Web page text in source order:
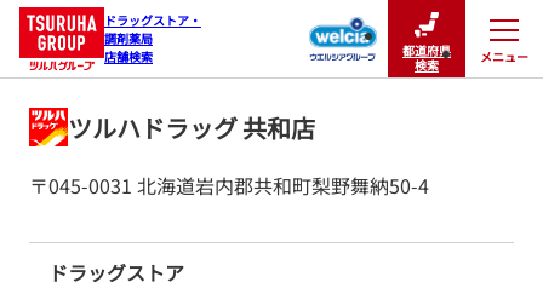
ドラッグストア・
調剤薬局
店舗検索
都道府県
検索
メニュー
閉じる
ツルハドラッグ 共和店
〒045-0031 北海道岩内郡共和町梨野舞納50-4
ドラッグストア